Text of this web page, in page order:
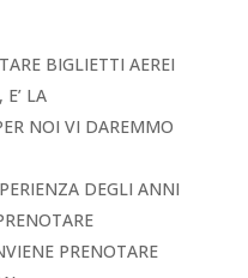
BIGLIETTI AEREI
LA
NOI VI DAREMMO
DEGLI ANNI
PRENOTARE